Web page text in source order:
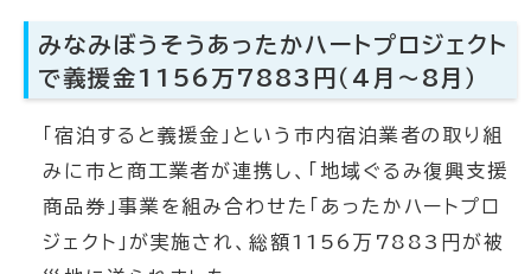
みなみぼうそうあったかハートプロジェクト
で義援金1156万7883円（4月～8月）
「宿泊すると義援金」という市内宿泊業者の取り組
みに市と商工業者が連携し、「地域ぐるみ復興支援
商品券」事業を組み合わせた「あったかハートプロ
ジェクト」が実施され、総額1156万7883円が被